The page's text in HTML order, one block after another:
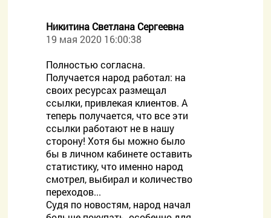
Никитина Светлана Сергеевна
19 мая 2020 16:00:38
Полностью согласна.
Получается народ работал: на
своих ресурсах размещал
ссылки, привлекая клиентов. А
теперь получается, что все эти
ссылки работают не в нашу
сторону! Хотя бы можно было
бы в личном кабинете оставить
статистику, что именно народ
смотрел, выбирал и количество
переходов...
Судя по новостям, народ начал